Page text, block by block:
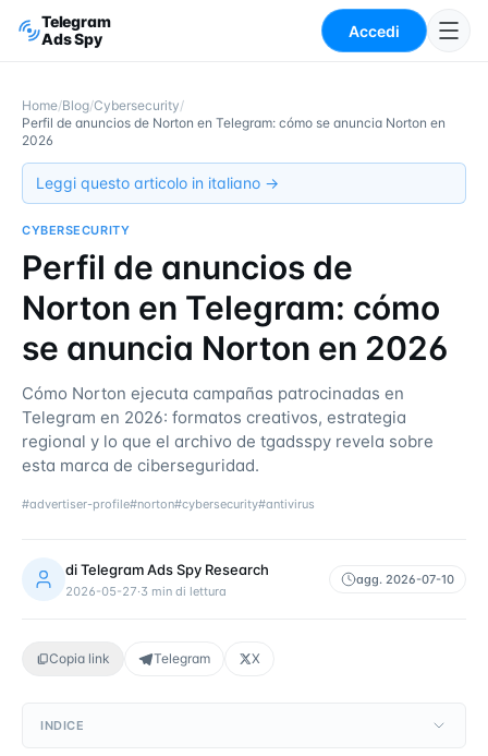
Telegram
Ads Spy
Accedi
Home/Blog/Cybersecurity/
Perfil de anuncios de Norton en Telegram: cómo se anuncia Norton en
2026
Leggi questo articolo in italiano →
CYBERSECURITY
Perfil de anuncios de
Norton en Telegram: cómo
se anuncia Norton en 2026
Cómo Norton ejecuta campañas patrocinadas en
Telegram en 2026: formatos creativos, estrategia
regional y lo que el archivo de tgadsspy revela sobre
esta marca de ciberseguridad.
#advertiser-profile#norton#cybersecurity#antivirus
diTelegram Ads Spy Research
2026-05-27·3 min di lettura
agg. 2026-07-10
Copia link Telegram X
INDICE